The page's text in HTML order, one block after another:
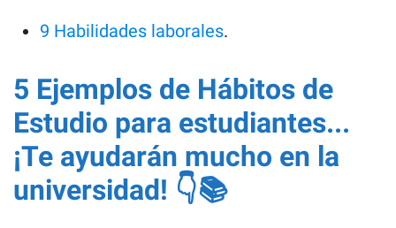
9 Habilidades laborales.
5 Ejemplos de Hábitos de
Estudio para estudiantes...
¡Te ayudarán mucho en la
universidad! 👇📚